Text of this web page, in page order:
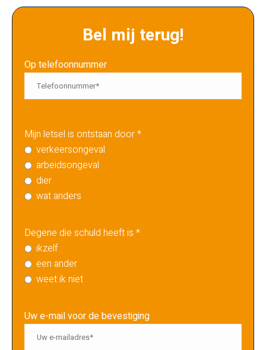
Bel mij terug!
Op telefoonnummer
Mijn letsel is ontstaan door *
verkeersongeval
arbeidsongeval
dier
wat anders
Degene die schuld heeft is *
ikzelf
een ander
weet ik niet
Uw e-mail voor de bevestiging